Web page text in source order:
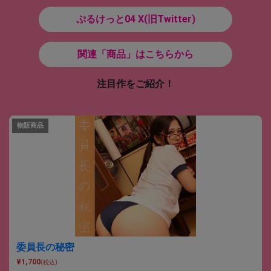
ぷるけっと04 X(旧Twitter)
関連「商品」はこちらから
注目作をご紹介！
物販商品
委員長の秘密
¥1,700(税込)